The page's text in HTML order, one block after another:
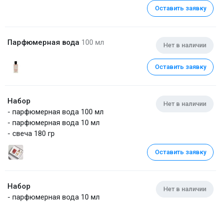
Оставить заявку
Парфюмерная вода 100 мл Нет в наличии
Оставить заявку
Набор
- парфюмерная вода 100 мл
- парфюмерная вода 10 мл
- свеча 180 гр
Нет в наличии
Оставить заявку
Набор
- парфюмерная вода 10 мл
Нет в наличии